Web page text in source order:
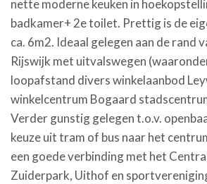
nette moderne keuken in
badkamer+ 2e toilet. Prettig is de
ca. 6m2. Ideaal gelegen aan de rand
Rijswijk met uitvalswegen
loopafstand divers winkelaanbod
winkelcentrum Bogaard
Verder gunstig gelegen t.o.v.
keuze uit tram of bus naar het
een goede verbinding met het
Zuiderpark, Uithof en